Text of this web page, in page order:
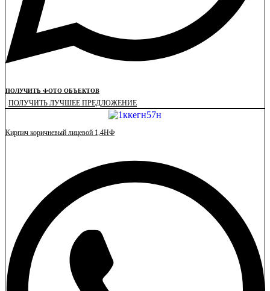
ПОЛУЧИТЬ ФОТО ОБЪЕКТОВ
ПОЛУЧИТЬ ЛУЧШЕЕ ПРЕДЛОЖЕНИЕ
Кирпич коричневый лицевой 1,4НФ